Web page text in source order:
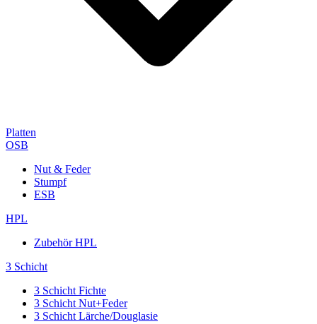
Platten
OSB
Nut & Feder
Stumpf
ESB
HPL
Zubehör HPL
3 Schicht
3 Schicht Fichte
3 Schicht Nut+Feder
3 Schicht Lärche/Douglasie